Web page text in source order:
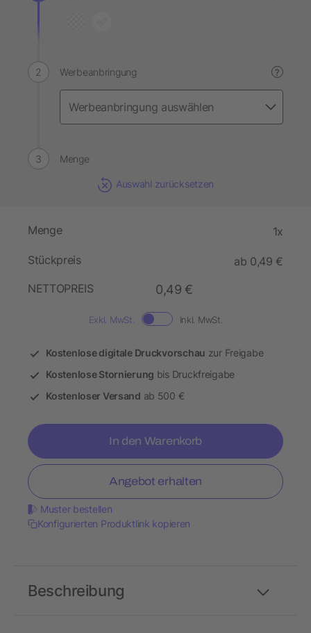
Werbeanbringung ?
Menge
Auswahl zurücksetzen
Menge 1x
Stückpreis
ab 0,49 €
NETTOPREIS
0,49 €
Exkl. MwSt. Inkl. MwSt.
Kostenlose digitale Druckvorschau zur Freigabe
Kostenlose Stornierung bis Druckfreigabe
Kostenloser Versand ab 500 €
In den Warenkorb
Angebot erhalten
Muster bestellen
Konfigurierten Produktlink kopieren
Beschreibung